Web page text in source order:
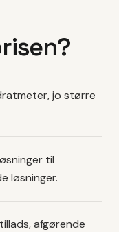
jo større
til
løsninger.
afgørende